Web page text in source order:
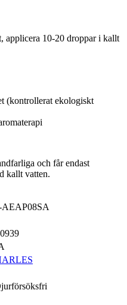
applicera 10-20 droppar i kallt
(kontrollerat ekologiskt
och får endast
kallt vatten.